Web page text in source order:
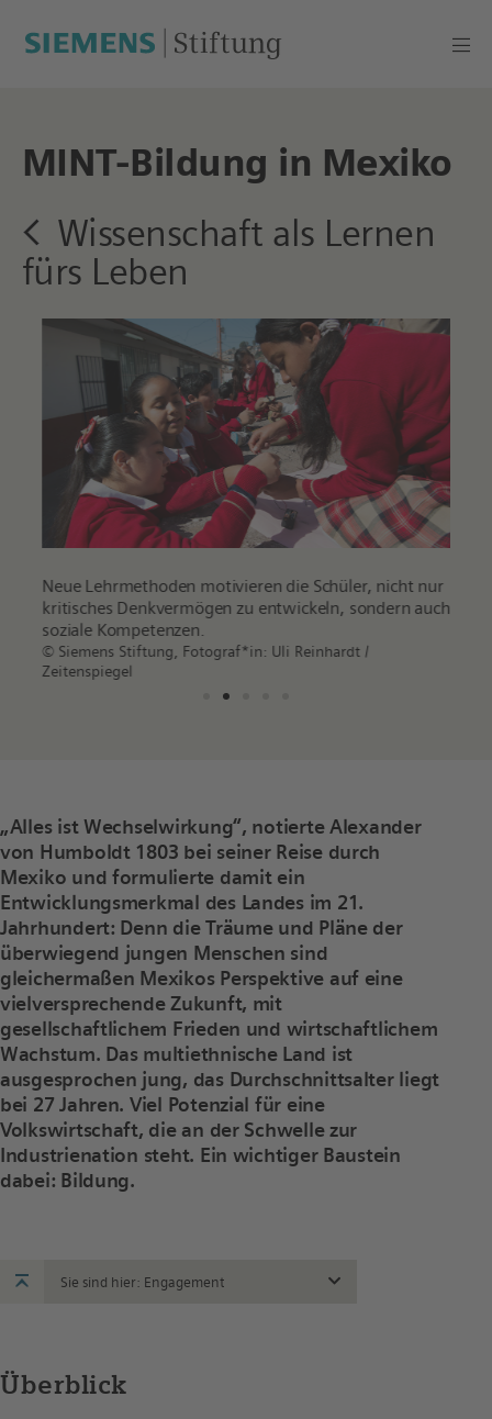
MINT-Bildung in Mexiko
Wissenschaft als Lernen
fürs Leben
Neue Lehrmethoden motivieren die Schüler, nicht nur
kritisches Denkvermögen zu entwickeln, sondern auch
soziale Kompetenzen.
© Siemens Stiftung, Fotograf*in: Uli Reinhardt /
Zeitenspiegel
„Alles ist Wechselwirkung“, notierte Alexander
von Humboldt 1803 bei seiner Reise durch
Mexiko und formulierte damit ein
Entwicklungsmerkmal des Landes im 21.
Jahrhundert: Denn die Träume und Pläne der
überwiegend jungen Menschen sind
gleichermaßen Mexikos Perspektive auf eine
vielversprechende Zukunft, mit
gesellschaftlichem Frieden und wirtschaftlichem
Wachstum. Das multiethnische Land ist
ausgesprochen jung, das Durchschnittsalter liegt
bei 27 Jahren. Viel Potenzial für eine
Volkswirtschaft, die an der Schwelle zur
Industrienation steht. Ein wichtiger Baustein
dabei: Bildung.
Sie sind hier: Engagement
Überblick